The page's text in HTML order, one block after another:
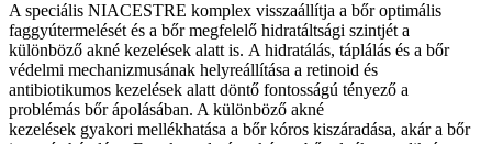
A speciális NIACESTRE komplex visszaállítja a bőr optimális
faggyútermelését és a bőr megfelelő hidratáltsági szintjét a
különböző akné kezelések alatt is. A hidratálás, táplálás és a bőr
védelmi mechanizmusának helyreállítása a retinoid és
antibiotikumos kezelések alatt döntő fontosságú tényező a
problémás bőr ápolásában. A különböző akné
kezelések gyakori mellékhatása a bőr kóros kiszáradása, akár a bőr